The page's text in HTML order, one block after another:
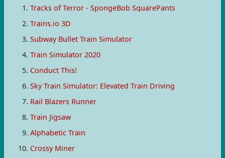
Tracks of Terror - SpongeBob SquarePants
Trains.io 3D
Subway Bullet Train Simulator
Train Simulator 2020
Conduct This!
Sky Train Simulator: Elevated Train Driving
Rail Blazers Runner
Train Jigsaw
Alphabetic Train
Crossy Miner